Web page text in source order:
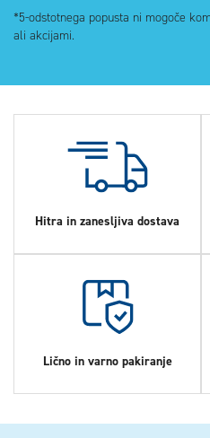
*5-odstotnega popusta ni mogoče
ali akcijami.
Hitra in zanesljiva dostava
Lično in varno pakiranje